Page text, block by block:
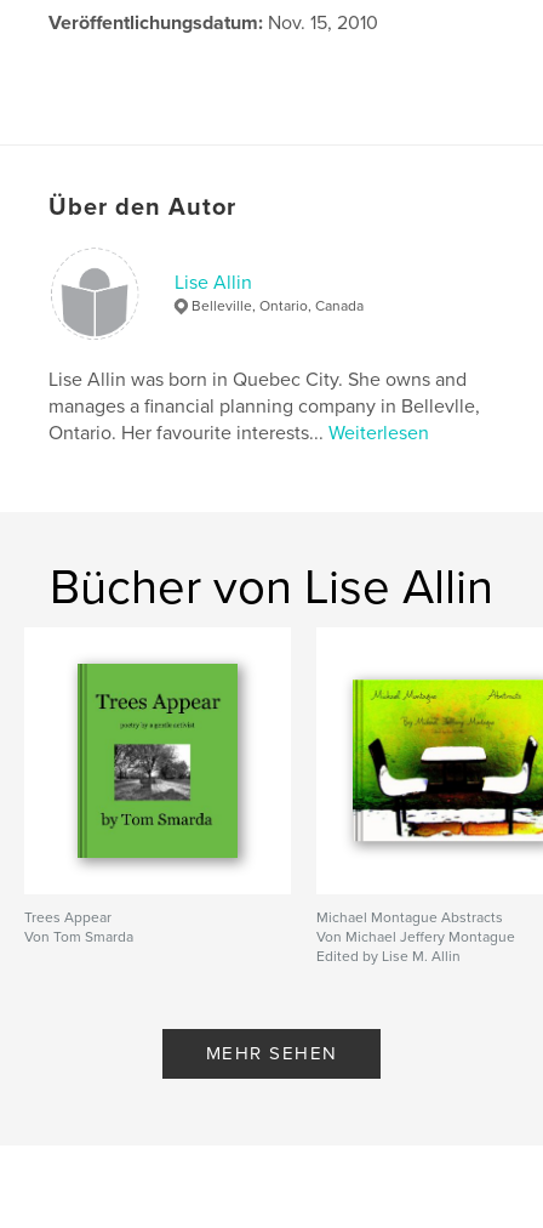
Veröffentlichungsdatum: Nov. 15, 2010
Über den Autor
Lise Allin
Belleville, Ontario, Canada
Lise Allin was born in Quebec City. She owns and
manages a financial planning company in Bellevlle,
Ontario. Her favourite interests...Weiterlesen
Bücher von Lise Allin
Trees Appear
Von Tom Smarda
Michael Montague Abstracts
Von Michael Jeffery Montague
Edited by Lise M. Allin
MEHR SEHEN